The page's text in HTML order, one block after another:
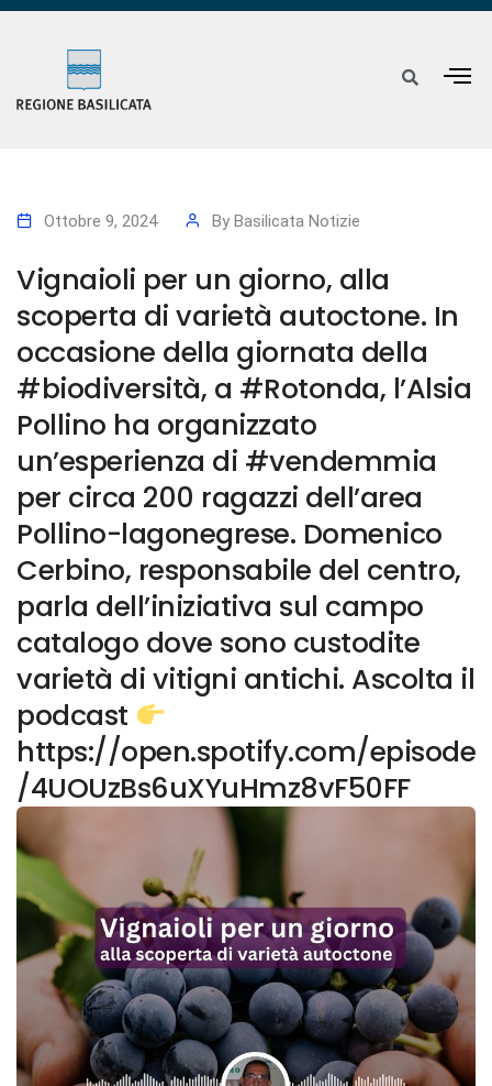
Ottobre 9, 2024 By Basilicata Notizie
Vignaioli per un giorno, alla
scoperta di varietà autoctone. In
occasione della giornata della
#biodiversità, a #Rotonda, l’Alsia
Pollino ha organizzato
un’esperienza di #vendemmia
per circa 200 ragazzi dell’area
Pollino-lagonegrese. Domenico
Cerbino, responsabile del centro,
parla dell’iniziativa sul campo
catalogo dove sono custodite
varietà di vitigni antichi. Ascolta il
podcast
https://open.spotify.com/episode
/4UOUzBs6uXYuHmz8vF50FF